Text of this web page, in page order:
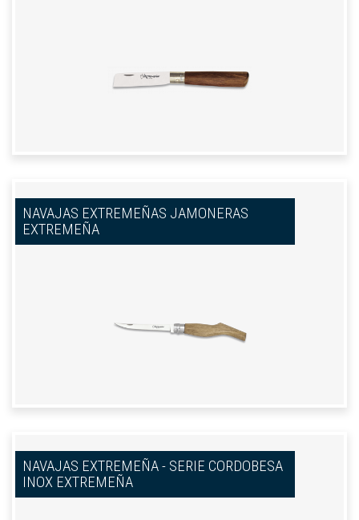
NAVAJAS EXTREMEÑAS JAMONERAS
EXTREMEÑA
NAVAJAS EXTREMEÑA - SERIE CORDOBESA
INOX EXTREMEÑA